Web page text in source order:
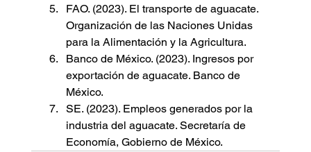
FAO. (2023). El transporte de aguacate.
Organización de las Naciones Unidas
para la Alimentación y la Agricultura.
Banco de México. (2023). Ingresos por
exportación de aguacate. Banco de
México.
SE. (2023). Empleos generados por la
industria del aguacate. Secretaría de
Economía, Gobierno de México.